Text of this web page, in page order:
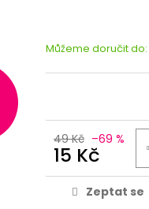
Můžeme doručit do:
49 Kč –69 %
15 Kč
Zeptat se